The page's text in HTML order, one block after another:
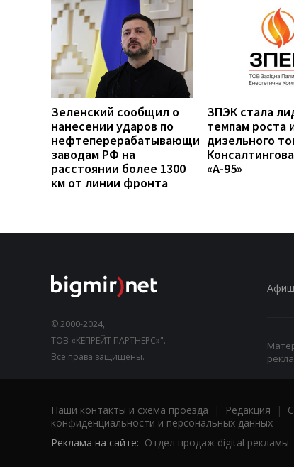
Зеленский сообщил о
нанесении ударов по
нефтеперерабатывающим
заводам РФ на
расстоянии более 1300
км от линии фронта
ЗПЭК стала
темпам роста
дизельного
«А-95»
© 2000-2024,
ТОВ «КЕПРЕЙТ ПАРТНЕРС»".
Все права защищены.
Наши контакты и схема проезда | Редакция |
конфиденциальности и персональных данных
Реклама на сайте: Отдел продаж digital рекламы